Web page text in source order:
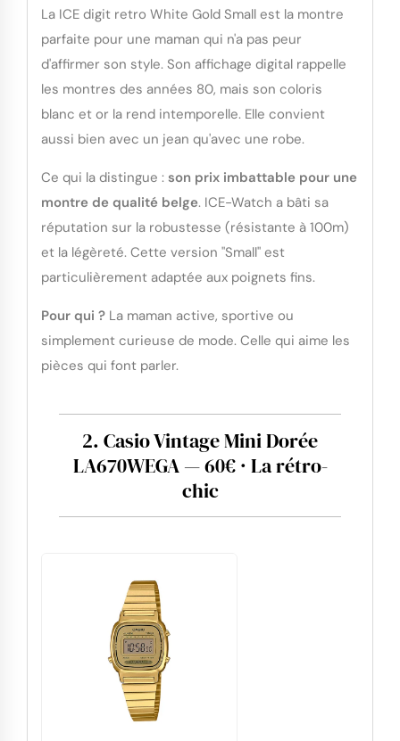
La ICE digit retro White Gold Small est la montre
parfaite pour une maman qui n'a pas peur
d'affirmer son style. Son affichage digital rappelle
les montres des années 80, mais son coloris
blanc et or la rend intemporelle. Elle convient
aussi bien avec un jean qu'avec une robe.
Ce qui la distingue : son prix imbattable pour une
montre de qualité belge. ICE-Watch a bâti sa
réputation sur la robustesse (résistante à 100m)
et la légèreté. Cette version "Small" est
particulièrement adaptée aux poignets fins.
Pour qui ? La maman active, sportive ou
simplement curieuse de mode. Celle qui aime les
pièces qui font parler.
2. Casio Vintage Mini Dorée
LA670WEGA — 60€ · La rétro-
chic